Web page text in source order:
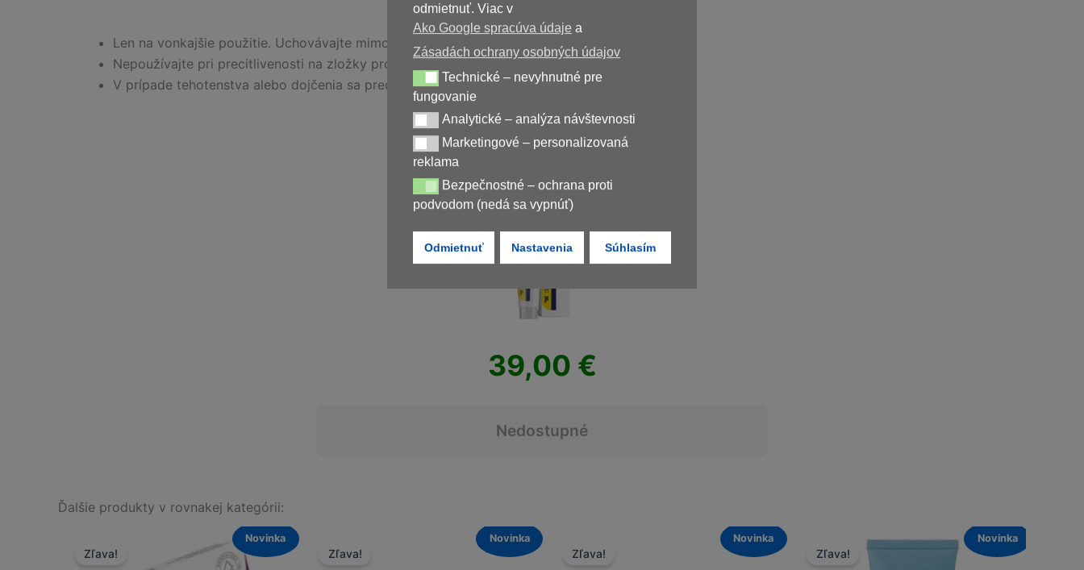
odmietnuť. Viac v
Ako Google spracúva údaje a
Zásadách ochrany osobných údajov
Technické – nevyhnutné pre fungovanie
Technické – nevyhnutné pre
fungovanie
Analytické – analýza návštevnosti
Analytické – analýza návštevnosti
Marketingové – personalizovaná reklama
Marketingové – personalizovaná
reklama
Bezpečnostné – ochrana proti podvodom (nedá sa vypnúť)
Bezpečnostné – ochrana proti
podvodom (nedá sa vypnúť)
Odmietnuť Nastavenia Súhlasím
Len na vonkajšie použitie. Uchovávajte mimo dosahu detí.
Nepoužívajte pri precitlivenosti na zložky produktu.
V prípade tehotenstva alebo dojčenia sa pred použitím poraďte s odborníkom.
Kúpiť Rectin
39,00 €
Nedostupné
Ďalšie produkty v rovnakej kategórii:
Zľava! Zľava!
Novinka
Zľava! Zľava!